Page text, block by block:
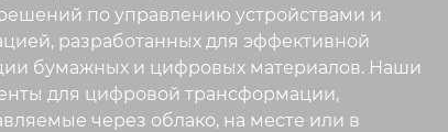
по управлению устройствами и
разработанных для эффективной
бумажных и цифровых материалов. Наши
для цифровой трансформации,
через облако, на месте или в